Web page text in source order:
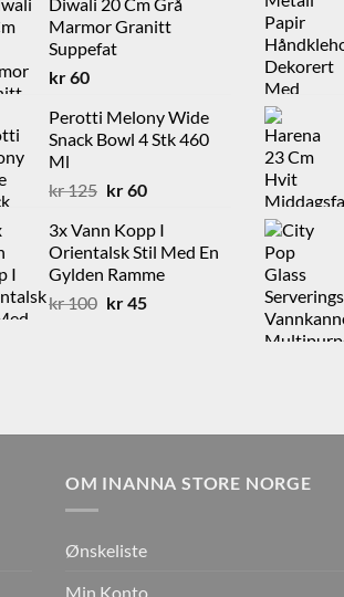
var:
kr 60.
er:
kr 40.
Marmor Granitt
Suppefat
kr60
Perotti Melony Wide
Snack Bowl 4 Stk 460
Ml
kr125 Opprinnelig
var:
kr 125.
kr60Nåværende
er:
kr 60.
3x Vann Kopp I
Orientalsk Stil Med En
Gylden Ramme
kr100 Opprinnelig
kr45Nåværende
OM INANNA STORE NORGE
Ønskeliste
Min Konto